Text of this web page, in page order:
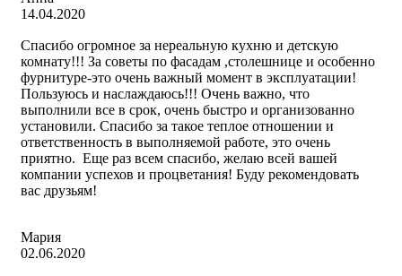
14.04.2020
Спасибо огромное за нереальную кухню и детскую
комнату!!! За советы по фасадам ,столешнице и особенно
фурнитуре-это очень важный момент в эксплуатации!
Пользуюсь и наслаждаюсь!!! Очень важно, что
выполнили все в срок, очень быстро и организованно
установили. Спасибо за такое теплое отношении и
ответственность в выполняемой работе, это очень
приятно. Еще раз всем спасибо, желаю всей вашей
компании успехов и процветания! Буду рекомендовать
вас друзьям!
Мария
02.06.2020